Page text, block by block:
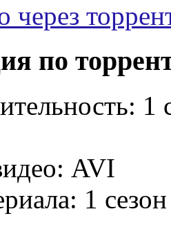
через
по
1
AVI
1